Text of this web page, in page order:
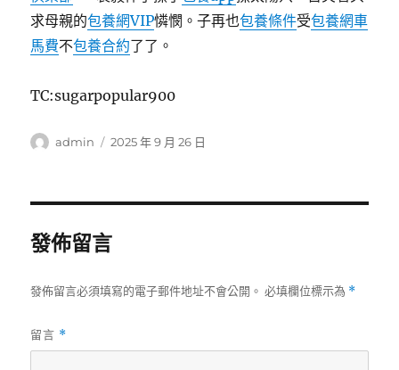
求母親的包養網VIP憐憫。子再也包養條件受包養網車
馬費不包養合約了了。
TC:sugarpopular900
作
admin
發
2025 年 9 月 26 日
發佈留言
發佈留言必須填寫的電子郵件地址不會公開。 必填欄位標示為 *
留言 *